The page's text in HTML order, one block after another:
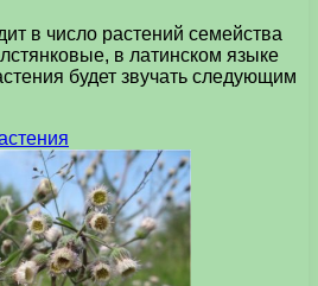
в число растений семейства
в латинском языке
будет звучать следующим